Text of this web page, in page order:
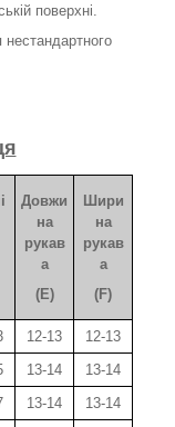
поверхні.
Довжи
на
рукав
а
(E)
Шири
на
рукав
а
(F)
12-13
12-13
13-14
13-14
13-14
13-14